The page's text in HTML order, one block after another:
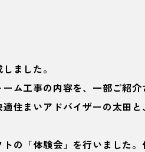
ました。
ム工事の内容を、一部ご紹介
住まいアドバイザーの太田
の「体験会」を行いました